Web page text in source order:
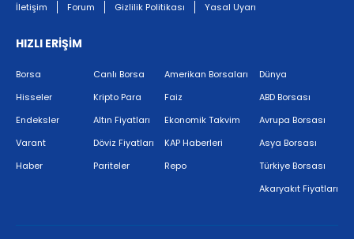
İletişim Forum Gizlilik Politikası Yasal Uyarı
HIZLI ERİŞİM
Borsa
Hisseler
Endeksler
Varant
Haber
Canlı Borsa
Kripto Para
Altın Fiyatları
Döviz Fiyatları
Pariteler
Amerikan Borsaları
Faiz
Ekonomik Takvim
KAP Haberleri
Repo
Dünya
ABD Borsası
Avrupa Borsası
Asya Borsası
Türkiye Borsası
Akaryakıt Fiyatları